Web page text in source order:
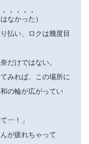
は

な

か

っ

た

）
払い、ロクは幾度目
だけではない。
みれば、この場所に
の輪が広がってい
―！」
が疲れちゃって